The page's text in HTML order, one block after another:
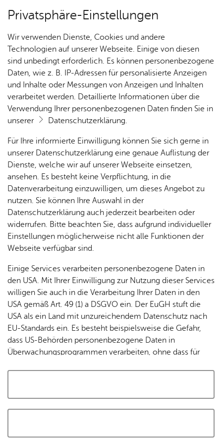
Kartenansicht
Cookie-Hinweis
Zum Laden dieser Karte wird eine Verbindung zu externen
Servern hergestellt. Diese verwenden Cookies und andere
Tracking-Technologien, um die Bedienung zu
personalisieren und zu verbessern. Weitere Informationen
finden Sie in unsererDatenschutzerklärung
Cookies akzeptieren und Karte laden
Privatsphäre-Einstellungen
Wir verwenden Dienste, Cookies und andere
Technologien auf unserer Webseite. Einige von diesen
sind unbedingt erforderlich. Es können personenbezogene
Daten, wie z. B. IP-Adressen für personalisierte Anzeigen
und Inhalte oder Messungen von Anzeigen und Inhalten
verarbeitet werden. Detaillierte Informationen über die
Verwendung Ihrer personenbezogenen Daten finden Sie in
unserer
Datenschutzerklärung.
Für Ihre informierte Einwilligung können Sie sich gerne in
unserer Datenschutzerklärung eine genaue Auflistung der
Dienste, welche wir auf unserer Webseite einsetzen,
ansehen. Es besteht keine Verpflichtung, in die
Datenverarbeitung einzuwilligen, um dieses Angebot zu
nutzen. Sie können Ihre Auswahl in der
Datenschutzerklärung auch jederzeit bearbeiten oder
widerrufen. Bitte beachten Sie, dass aufgrund individueller
Einstellungen möglicherweise nicht alle Funktionen der
Webseite verfügbar sind.
Einige Services verarbeiten personenbezogene Daten in
den USA. Mit Ihrer Einwilligung zur Nutzung dieser Services
willigen Sie auch in die Verarbeitung Ihrer Daten in den
USA gemäß Art. 49 (1) a DSGVO ein. Der EuGH stuft die
USA als ein Land mit unzureichendem Datenschutz nach
EU-Standards ein. Es besteht beispielsweise die Gefahr,
dass US-Behörden personenbezogene Daten in
Überwachungsprogrammen verarbeiten, ohne dass für